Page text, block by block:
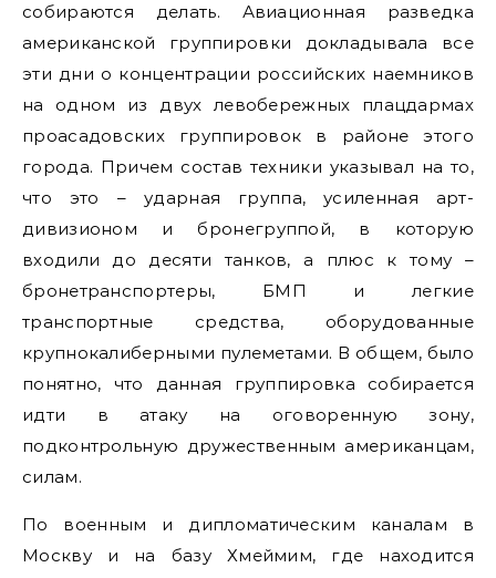
собираются делать. Авиационная разведка
американской группировки докладывала все
эти дни о концентрации российских наемников
на одном из двух левобережных плацдармах
проасадовских группировок в районе этого
города. Причем состав техники указывал на то,
что это – ударная группа, усиленная арт-
дивизионом и бронегруппой, в которую
входили до десяти танков, а плюс к тому –
бронетранспортеры, БМП и легкие
транспортные средства, оборудованные
крупнокалиберными пулеметами. В общем, было
понятно, что данная группировка собирается
идти в атаку на оговоренную зону,
подконтрольную дружественным американцам,
силам.
По военным и дипломатическим каналам в
Москву и на базу Хмеймим, где находится